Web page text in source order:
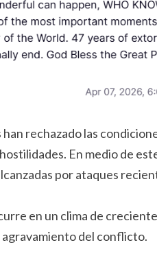
rechazado las
En medio de
por ataques
en un clima de
del conflicto.